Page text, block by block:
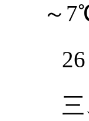
～